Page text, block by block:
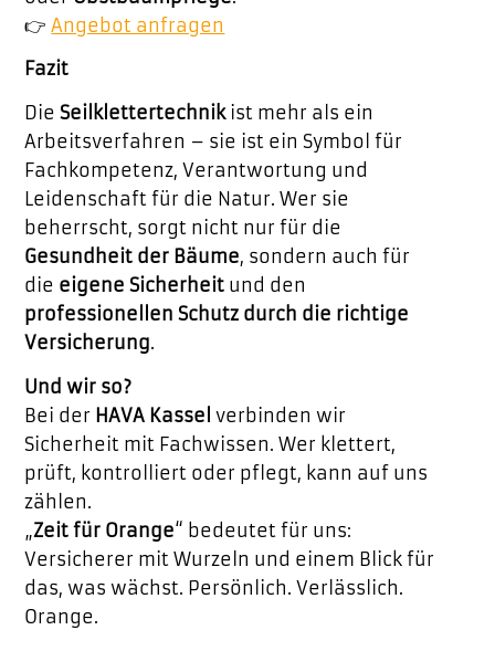
👉Angebot anfragen
Fazit
DieSeilklettertechnikist mehr als ein
Arbeitsverfahren – sie ist ein Symbol für
Fachkompetenz, Verantwortung und
Leidenschaft für die Natur. Wer sie
beherrscht, sorgt nicht nur für die
Gesundheit der Bäume, sondern auch für
die eigene Sicherheit und den
professionellen Schutz durch die richtige
Versicherung.
Und wir so?
Bei der HAVA Kassel verbinden wir
Sicherheit mit Fachwissen. Wer klettert,
prüft, kontrolliert oder pflegt, kann auf uns
zählen.
„Zeit für Orange“ bedeutet für uns:
Versicherer mit Wurzeln und einem Blick für
das, was wächst. Persönlich. Verlässlich.
Orange.